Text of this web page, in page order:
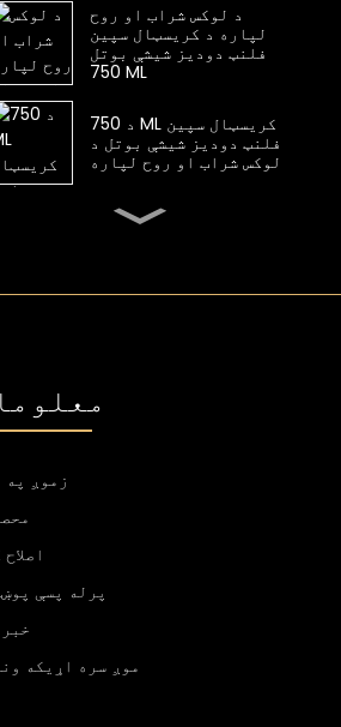
د لوکس شراب او روح
لپاره د کریسټال سپین
فلنټ دودیز شیشې بوتل
750 ML
د 750 ML کریسټال سپین
فلنټ دودیز شیشې بوتل د
لوکس شراب او روح لپاره
1300g د وودکا شیشې شخصي
زموږ په
پرله پسې
موږ سره اړیکه